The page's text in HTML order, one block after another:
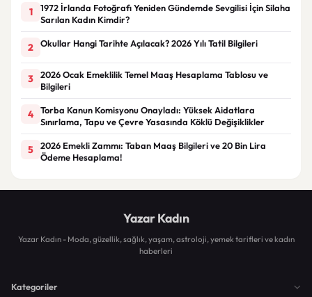
1
1972 İrlanda Fotoğrafı Yeniden Gündemde Sevgilisi İçin Silaha
Sarılan Kadın Kimdir?
2 Okullar Hangi Tarihte Açılacak? 2026 Yılı Tatil Bilgileri
3
2026 Ocak Emeklilik Temel Maaş Hesaplama Tablosu ve
Bilgileri
4
Torba Kanun Komisyonu Onayladı: Yüksek Aidatlara
Sınırlama, Tapu ve Çevre Yasasında Köklü Değişiklikler
5
2026 Emekli Zammı: Taban Maaş Bilgileri ve 20 Bin Lira
Ödeme Hesaplama!
Yazar Kadın
Yazar Kadın - Moda, güzellik, sağlık, yaşam, astroloji, yemek tarifleri ve kadın
haberleri
Kategoriler